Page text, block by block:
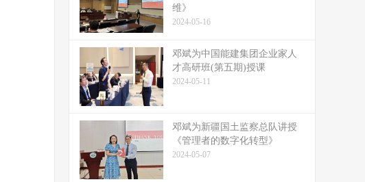
维》
2024-05-16
邓斌为中国能建集团企业家人
才高研班(第五期)授课
2024-05-11
邓斌为新疆国土监察总队讲授
《管理者的数字化转型》
2024-05-07